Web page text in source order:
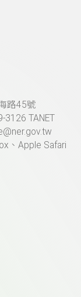
關鍵字
路45號
3126 TANET
、Apple Safari